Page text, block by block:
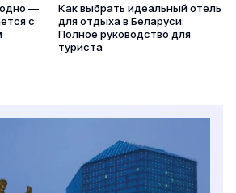
—
с
Как выбрать идеальный отель
для отдыха в Беларуси:
Полное руководство для
туриста